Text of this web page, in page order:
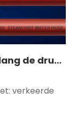
Hoe de lengte van de stoomslang de drukval, het warmteverlies en de installatieveiligheid beïnvloedt
verkeerde